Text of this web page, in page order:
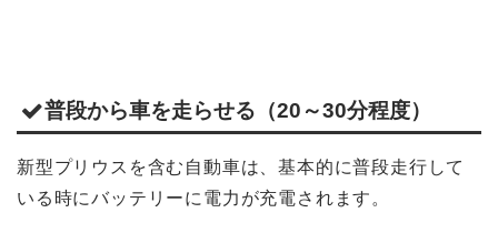
普段から車を走らせる（20～30分程度）
新型プリウスを含む自動車は、基本的に普段走行して
いる時にバッテリーに電力が充電されます。